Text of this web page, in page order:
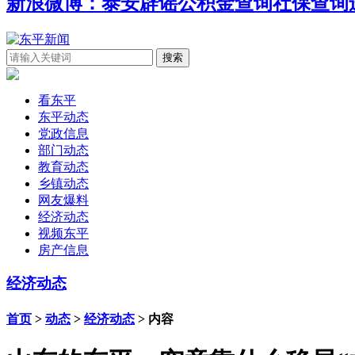
看东平
东平动态
党政信息
部门动态
教育动态
乡镇动态
网友爆料
经济动态
视频东平
房产信息
经济动态
首页 > 动态 > 经济动态 > 内容